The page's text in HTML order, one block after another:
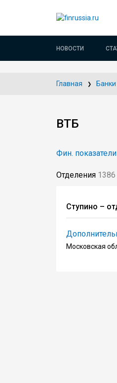
НОВОСТИ
Главная Банки
ВТБ
Фин. показатели
Отделения 1386
Ступино –
Московская